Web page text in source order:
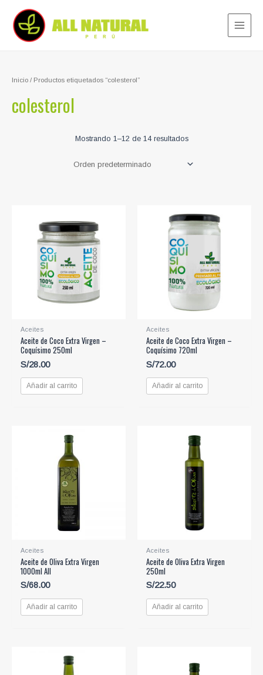
contenido
Main
Inicio / Productos etiquetados “colesterol”
colesterol
Mostrando 1–12 de 14 resultados
Aceites
Aceite de Coco Extra Virgen –
Coquísimo 250ml
S/28.00
Añadir al carrito
Aceites
Aceite de Coco Extra Virgen –
Coquísimo 720ml
S/72.00
Añadir al carrito
Aceites
Aceite de Oliva Extra Virgen
1000ml All
S/68.00
Añadir al carrito
Aceites
Aceite de Oliva Extra Virgen
250ml
S/22.50
Añadir al carrito